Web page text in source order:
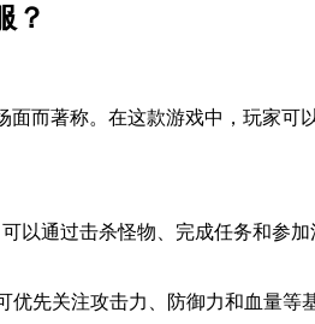
？
而著称。在这款游戏中，玩家
以通过击杀怪物、完成任务和参
先关注攻击力、防御力和血量等